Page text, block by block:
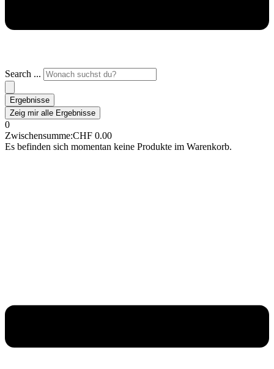
Search ...
Ergebnisse
Zeig mir alle Ergebnisse
0
Zwischensumme:CHF 0.00
Es befinden sich momentan keine Produkte im Warenkorb.